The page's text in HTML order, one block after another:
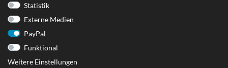
AGB
Statistik
Externe Medien
PayPal
Funktional
Weitere Einstellungen